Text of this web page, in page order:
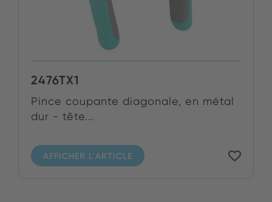
2476TX1
Pince coupante diagonale, en métal
dur - tête...
AFFICHER L'ARTICLE